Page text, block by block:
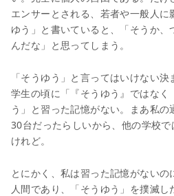
エンサーとされる、若者や一般人に
ゆう」と書いていると、「そうか
んだな」と思ってしまう。
「そうゆう」と言ってはいけない
学生の頃に「『そうゆう』ではなく
う」と習った記憶がない。まあ私
30台だったらしいから、他の学校
けれど。
とにかく、私は習った記憶がない
人間であり、「そうゆう」を撲滅